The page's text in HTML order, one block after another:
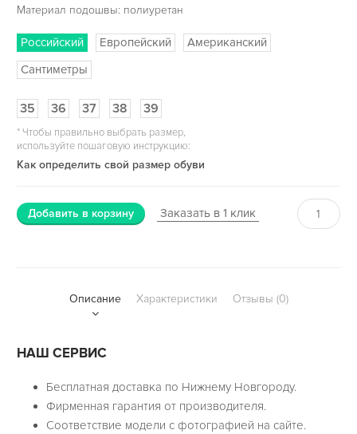
Материал подошвы: полиуретан
Российский Европейский
Американский
Сантиметры
35 36 37 38 39
*Чтобы правильно выбрать размер,
используйте пошаговую инструкцию:
Как определить свой размер обуви
Добавить в корзину Заказать в 1 клик
Описание Характеристики Отзывы (0)
НАШ СЕРВИС
Бесплатная доставка по Нижнему Новгороду.
Фирменная гарантия от производителя.
Соответствие модели с фотографией на сайте.